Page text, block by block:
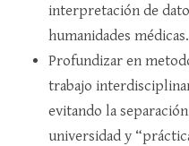
interpretación de
humanidades médicas.​
Profundizar en
trabajo
evitando la
universidad y